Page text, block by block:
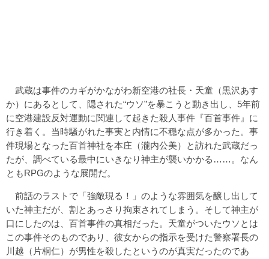
武蔵は事件のカギがかながわ新空港の社長・天童（黒沢あす
か）にあるとして、隠された“ウソ”を暴こうと動き出し、5年前
に空港建設反対運動に関連して起きた殺人事件『百首事件』に
行き着く。当時騒がれた事実と内情に不穏な点が多かった。事
件現場となった百首神社を本庄（瀧内公美）と訪れた武蔵だっ
たが、調べている最中にいきなり神主が襲いかかる……。なん
ともRPGのような展開だ。
前話のラストで「強敵現る！」のような雰囲気を醸し出して
いた神主だが、割とあっさり拘束されてしまう。そして神主が
口にしたのは、百首事件の真相だった。天童がついたウソとは
この事件そのものであり、彼女からの指示を受けた警察署長の
川越（片桐仁）が男性を殺したというのが真実だったのであ